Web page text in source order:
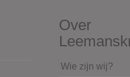
Over
Wie zijn wij?